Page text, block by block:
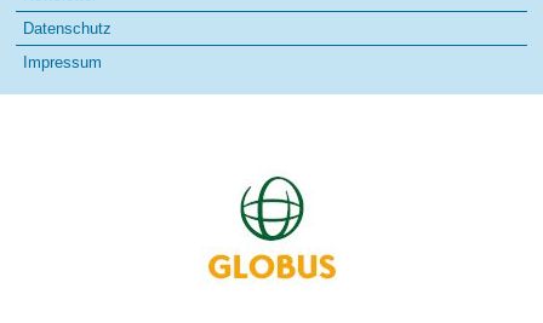
Datenschutz
Impressum